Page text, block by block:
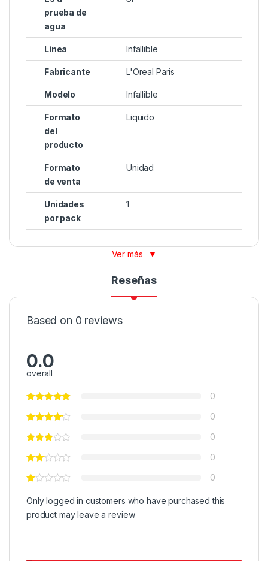
prueba de
agua
Línea Infallible
Fabricante L'Oreal Paris
Modelo Infallible
Formato
del
producto
Liquido
Formato
de venta
Unidad
Unidades
por pack
1
Ver más ▼
Reseñas
Based on 0 reviews
0.0
overall
0
0
0
0
0
Only logged in customers who have purchased this
product may leave a review.